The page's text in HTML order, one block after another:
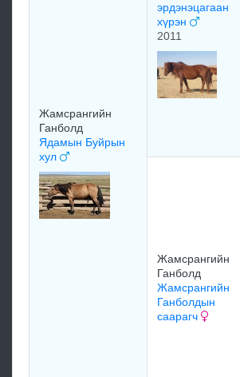
Жамсрангийн
Ганболд
Ядамын Буйрын
хул
эрдэнэцагаан
хүрэн
2011
Жамсрангийн
Ганболд
Жамсрангийн
Ганболдын
саарагч